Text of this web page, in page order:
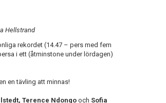
Hellstrand
rekordet (14.47 – pers med fem
i ett (åtminstone under lördagen)
en tävling att minnas!
Terence Ndongo och Sofia